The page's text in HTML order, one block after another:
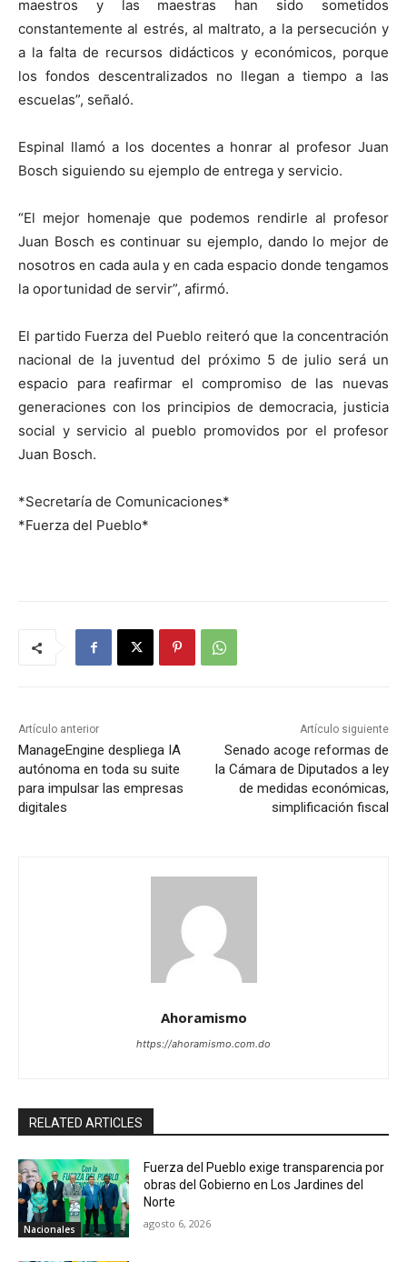
maestros y las maestras han sido sometidos
constantemente al estrés, al maltrato, a la persecución y
a la falta de recursos didácticos y económicos, porque
los fondos descentralizados no llegan a tiempo a las
escuelas”, señaló.
Espinal llamó a los docentes a honrar al profesor Juan
Bosch siguiendo su ejemplo de entrega y servicio.
“El mejor homenaje que podemos rendirle al profesor
Juan Bosch es continuar su ejemplo, dando lo mejor de
nosotros en cada aula y en cada espacio donde tengamos
la oportunidad de servir”, afirmó.
El partido Fuerza del Pueblo reiteró que la concentración
nacional de la juventud del próximo 5 de julio será un
espacio para reafirmar el compromiso de las nuevas
generaciones con los principios de democracia, justicia
social y servicio al pueblo promovidos por el profesor
Juan Bosch.
*Secretaría de Comunicaciones*
*Fuerza del Pueblo*
Artículo anterior
ManageEngine despliega IA
autónoma en toda su suite
para impulsar las empresas
digitales
Artículo siguiente
Senado acoge reformas de
la Cámara de Diputados a ley
de medidas económicas,
simplificación fiscal
Ahoramismo
https://ahoramismo.com.do
RELATED ARTICLES
Nacionales
Fuerza del Pueblo exige transparencia por
obras del Gobierno en Los Jardines del
Norte
agosto 6, 2026